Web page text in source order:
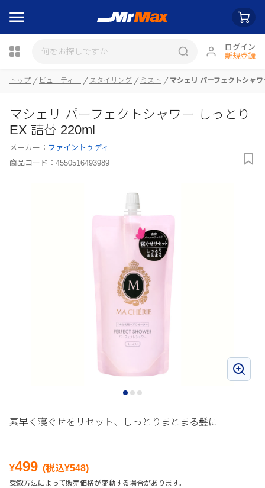
ログイン
新規登録
トップ ビューティー スタイリング ミスト マシェリ パーフェクトシャ
マシェリ パーフェクトシャワー しっとり
EX 詰替 220ml
メーカー： ファイントゥディ
商品コード： 4550516493989
素早く寝ぐせをリセット、しっとりまとまる髪に
¥499 (税込¥548)
受取方法によって販売価格が変動する場合があります。